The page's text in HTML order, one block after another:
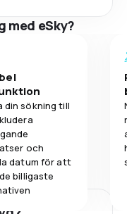
med eSky?
din sökning till
och
datum för att
billigaste